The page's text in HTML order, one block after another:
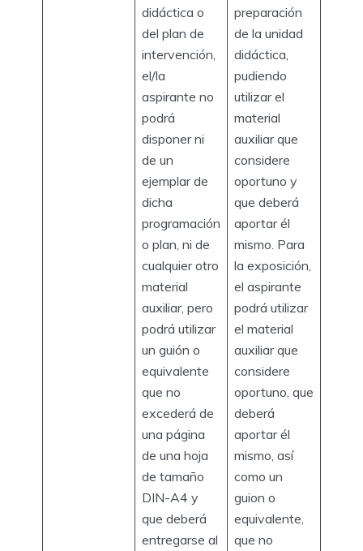
didáctica o
del plan de
intervención,
el/la
aspirante no
podrá
disponer ni
de un
ejemplar de
dicha
programación
o plan, ni de
cualquier otro
material
auxiliar, pero
podrá utilizar
un guión o
equivalente
que no
excederá de
una página
de una hoja
de tamaño
DIN-A4 y
que deberá
entregarse al
preparación
de la unidad
didáctica,
pudiendo
utilizar el
material
auxiliar que
considere
oportuno y
que deberá
aportar él
mismo. Para
la exposición,
el aspirante
podrá utilizar
el material
auxiliar que
considere
oportuno, que
deberá
aportar él
mismo, así
como un
guion o
equivalente,
que no